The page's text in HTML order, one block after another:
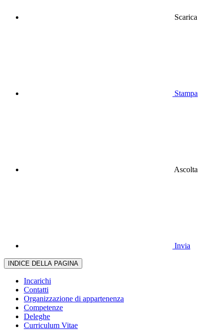
Scarica
Stampa
Ascolta
Invia
INDICE DELLA PAGINA
Incarichi
Contatti
Organizzazione di appartenenza
Competenze
Deleghe
Curriculum Vitae